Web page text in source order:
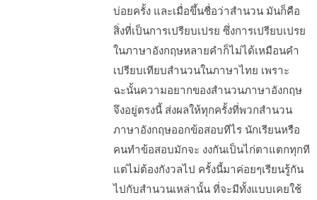
บ่อยครั้ง และเมื่อขึ้นชื่อว่าสำนวน มันก็คือ
สิ่งที่เป็นการเปรียบเปรย ซึ่งการเปรียบเปรย
ในภาษาอังกฤษหลายคำก็ไม่ได้เหมือนคำ
เปรียบเทียบสำนวนในภาษาไทย เพราะ
ฉะนั้นความอยากของสำนวนภาษาอังกฤษ
จึงอยู่ตรงนี้ ส่งผลให้ทุกครั้งที่พวกสำนวน
ภาษาอังกฤษออกข้อสอบทีไร นักเรียนหรือ
คนทำข้อสอบมักจะ งงกันเป็นไก่ตาแตกทุกที
แต่ไม่ต้องกังวลไป ครั้งนี้มาค่อยๆเรียนรู้กัน
ไปกับสำนวนเหล่านั้น ที่จะมีทั้งแบบเคยใช้